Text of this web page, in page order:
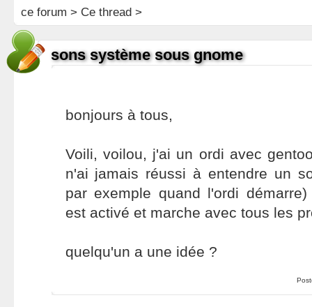
ce forum > Ce thread >
sons système sous gnome
bonjours à tous,
Voili, voilou, j'ai un ordi avec
n'ai jamais réussi à entendre un
par exemple quand l'ordi
est activé et marche avec tous les
quelqu'un a une idée ?